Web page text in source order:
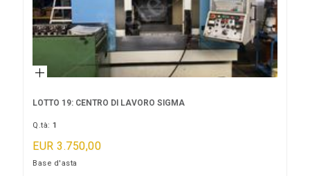
LOTTO 19: CENTRO DI LAVORO SIGMA
Q.tà:1
EUR 3.750,00
Base d'asta